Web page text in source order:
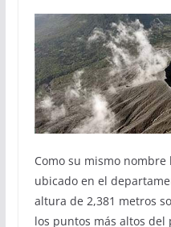
Como su mismo
ubicado en el
altura de 2,381 metros
los puntos más altos del